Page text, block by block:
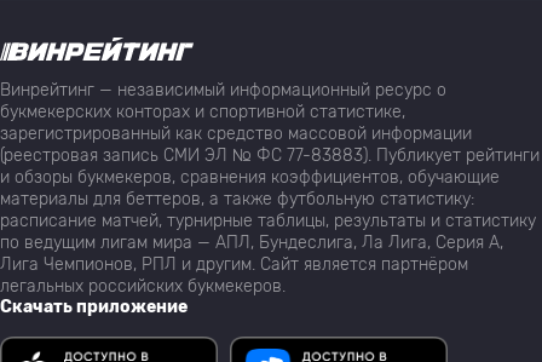
Винрейтинг — независимый информационный ресурс о
букмекерских конторах и спортивной статистике,
зарегистрированный как средство массовой информации
(реестровая запись СМИ ЭЛ № ФС 77-83883). Публикует рейтинги
и обзоры букмекеров, сравнения коэффициентов, обучающие
материалы для беттеров, а также футбольную статистику:
расписание матчей, турнирные таблицы, результаты и статистику
по ведущим лигам мира — АПЛ, Бундеслига, Ла Лига, Серия А,
Лига Чемпионов, РПЛ и другим. Сайт является партнёром
легальных российских букмекеров.
Скачать приложение